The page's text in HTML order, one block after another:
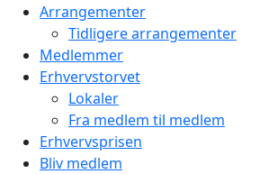
Arrangementer
Tidligere arrangementer
Medlemmer
Erhvervstorvet
Lokaler
Fra medlem til medlem
Erhvervsprisen
Bliv medlem